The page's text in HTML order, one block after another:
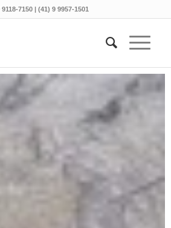
9118-7150 | (41) 9 9957-1501